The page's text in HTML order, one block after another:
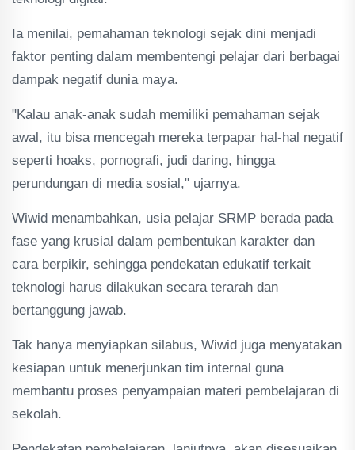
Ia menilai, pemahaman teknologi sejak dini menjadi
faktor penting dalam membentengi pelajar dari berbagai
dampak negatif dunia maya.
"Kalau anak-anak sudah memiliki pemahaman sejak
awal, itu bisa mencegah mereka terpapar hal-hal negatif
seperti hoaks, pornografi, judi daring, hingga
perundungan di media sosial," ujarnya.
Wiwid menambahkan, usia pelajar SRMP berada pada
fase yang krusial dalam pembentukan karakter dan
cara berpikir, sehingga pendekatan edukatif terkait
teknologi harus dilakukan secara terarah dan
bertanggung jawab.
Tak hanya menyiapkan silabus, Wiwid juga menyatakan
kesiapan untuk menerjunkan tim internal guna
membantu proses penyampaian materi pembelajaran di
sekolah.